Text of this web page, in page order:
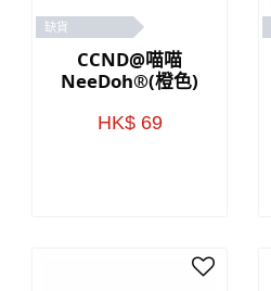
缺貨
CCND@喵喵
NeeDoh®(橙色)
HK$ 69